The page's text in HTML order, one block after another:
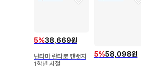
5%38,669원
닌타마 란타로 캔뱃지
1학년 시절
5%58,098원